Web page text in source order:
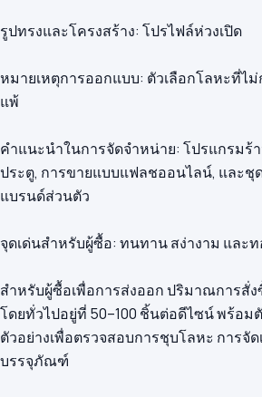
รูปทรงและโครงสร้าง: โปรไฟล์ห่วงเปิด
หมายเหตุการออกแบบ: ตัวเลือกโลหะที่ไม่
แพ้
คำแนะนำในการจัดจำหน่าย: โปรแกรมร้
ประตู, การขายแบบแฟลชออนไลน์, และชุ
แบรนด์ส่วนตัว
จุดเด่นสำหรับผู้ซื้อ: ทนทาน สง่างาม และท
สำหรับผู้ซื้อเพื่อการส่งออก ปริมาณการสั่
โดยทั่วไปอยู่ที่ 50–100 ชิ้นต่อดีไซน์ พร้อม
ตัวอย่างเพื่อตรวจสอบการชุบโลหะ การจั
บรรจุภัณฑ์